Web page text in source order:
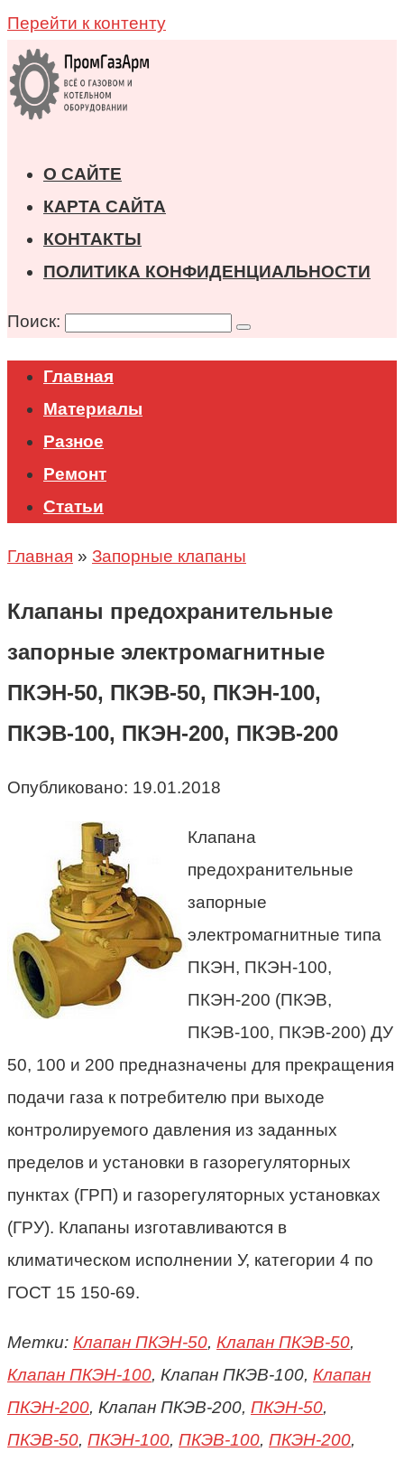
Перейти к контенту
О САЙТЕ
КАРТА САЙТА
КОНТАКТЫ
ПОЛИТИКА КОНФИДЕНЦИАЛЬНОСТИ
Поиск:
Главная
Материалы
Разное
Ремонт
Статьи
Главная » Запорные клапаны
Клапаны предохранительные
запорные электромагнитные
ПКЭН-50, ПКЭВ-50, ПКЭН-100,
ПКЭВ-100, ПКЭН-200, ПКЭВ-200
Опубликовано: 19.01.2018
Клапана
предохранительные
запорные
электромагнитные типа
ПКЭН, ПКЭН-100,
ПКЭН-200 (ПКЭВ,
ПКЭВ-100, ПКЭВ-200) ДУ
50, 100 и 200 предназначены для прекращения
подачи газа к потребителю при выходе
контролируемого давления из заданных
пределов и установки в газорегуляторных
пунктах (ГРП) и газорегуляторных установках
(ГРУ). Клапаны изготавливаются в
климатическом исполнении У, категории 4 по
ГОСТ 15 150-69.
Метки: Клапан ПКЭН-50, Клапан ПКЭВ-50,
Клапан ПКЭН-100, Клапан ПКЭВ-100, Клапан
ПКЭН-200, Клапан ПКЭВ-200, ПКЭН-50,
ПКЭВ-50, ПКЭН-100, ПКЭВ-100, ПКЭН-200,